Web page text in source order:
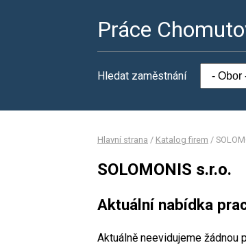
Práce
Hledat zaměstnání
Hlavní strana / Katalog firem /
SOLOMONIS s.r.o.
Aktuální nabídka
Aktuálně neevidujeme žádnou